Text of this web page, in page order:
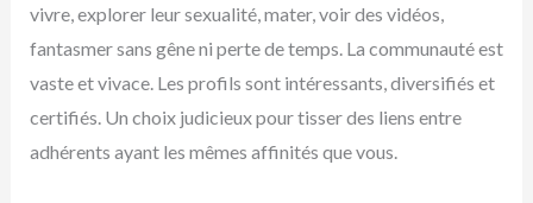
vivre, explorer leur sexualité, mater, voir des vidéos,
fantasmer sans gêne ni perte de temps. La communauté est
vaste et vivace. Les profils sont intéressants, diversifiés et
certifiés. Un choix judicieux pour tisser des liens entre
adhérents ayant les mêmes affinités que vous.